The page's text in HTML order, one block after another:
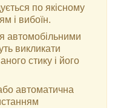
по якісному
і вибоїн.
автомобільними
викликати
стику і його
автоматична